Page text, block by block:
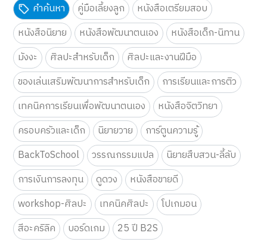
คำค้นหา คู่มือเลี้ยงลูก
หนังสือเตรียมสอบ
หนังสือนิยาย
หนังสือพัฒนาตนเอง
หนังสือเด็ก-นิทาน
มังงะ
ศิลปะสำหรับเด็ก
ศิลปะและงานฝีมือ
ของเล่นเสริมพัฒนาการสำหรับเด็ก
การเรียนและการติว
เทคนิคการเรียนเพื่อพัฒนาตนเอง
หนังสือจิตวิทยา
ครอบครัวและเด็ก
นิยายวาย
การ์ตูนความรู้
BackToSchool
วรรณกรรมแปล
นิยายสืบสวน-ลี้ลับ
การเงินการลงทุน
ดูดวง
หนังสือขายดี
workshop-ศิลปะ
เทคนิคศิลปะ
โปเกมอน
สีอะคริลิค
บอร์ดเกม 25 ปี B2S